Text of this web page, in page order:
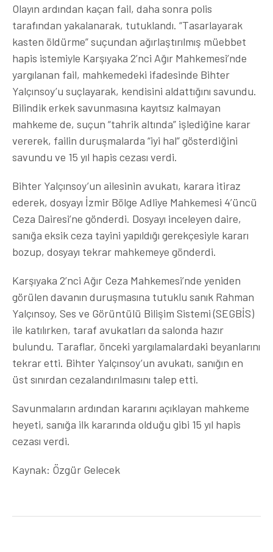
Olayın ardından kaçan fail, daha sonra polis
tarafından yakalanarak, tutuklandı. “Tasarlayarak
kasten öldürme” suçundan ağırlaştırılmış müebbet
hapis istemiyle Karşıyaka 2’nci Ağır Mahkemesi’nde
yargılanan fail, mahkemedeki ifadesinde Bihter
Yalçınsoy’u suçlayarak, kendisini aldattığını savundu.
Bilindik erkek savunmasına kayıtsız kalmayan
mahkeme de, suçun “tahrik altında” işlediğine karar
vererek, failin duruşmalarda “iyi hal” gösterdiğini
savundu ve 15 yıl hapis cezası verdi.
Bihter Yalçınsoy’un ailesinin avukatı, karara itiraz
ederek, dosyayı İzmir Bölge Adliye Mahkemesi 4’üncü
Ceza Dairesi’ne gönderdi. Dosyayı inceleyen daire,
sanığa eksik ceza tayini yapıldığı gerekçesiyle kararı
bozup, dosyayı tekrar mahkemeye gönderdi.
Karşıyaka 2’nci Ağır Ceza Mahkemesi’nde yeniden
görülen davanın duruşmasına tutuklu sanık Rahman
Yalçınsoy, Ses ve Görüntülü Bilişim Sistemi (SEGBİS)
ile katılırken, taraf avukatları da salonda hazır
bulundu. Taraflar, önceki yargılamalardaki beyanlarını
tekrar etti. Bihter Yalçınsoy’un avukatı, sanığın en
üst sınırdan cezalandırılmasını talep etti.
Savunmaların ardından kararını açıklayan mahkeme
heyeti, sanığa ilk kararında olduğu gibi 15 yıl hapis
cezası verdi.
Kaynak: Özgür Gelecek